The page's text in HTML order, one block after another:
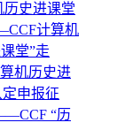
史进课堂
计算机
堂”走
机历史进
定申报征
“历